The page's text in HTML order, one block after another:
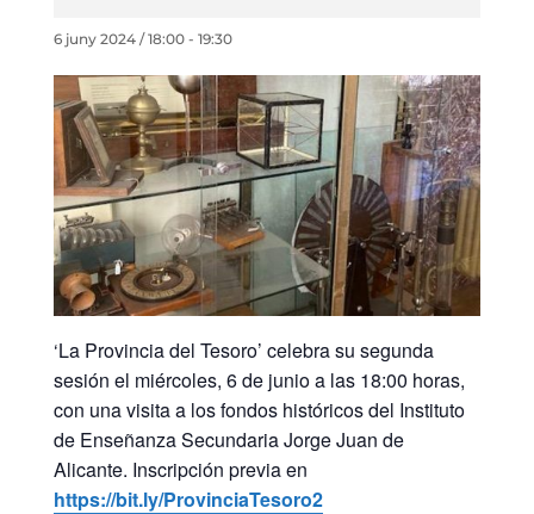
6 juny 2024 / 18:00- 19:30
‘La Provincia del Tesoro’ celebra su segunda
sesión el miércoles, 6 de junio a las 18:00 horas,
con una visita a los fondos históricos del Instituto
de Enseñanza Secundaria Jorge Juan de
Alicante. Inscripción previa en
https://bit.ly/ProvinciaTesoro2